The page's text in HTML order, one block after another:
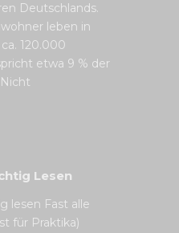
Deutschlands.
leben in
120.000
etwa 9 % der
Lesen
lesen Fast alle
für Praktika)